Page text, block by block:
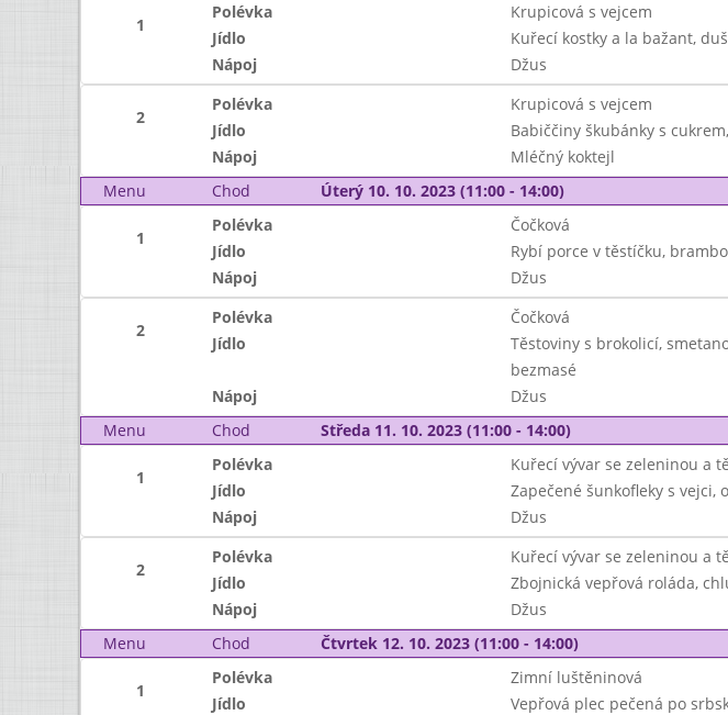
1
Polévka Krupicová s vejcem
Jídlo
Kuřecí kostky a la bažant,
Nápoj
Džus
2
Polévka Krupicová s vejcem
Jídlo
Babiččiny škubánky s
Nápoj
Mléčný koktejl
Menu
Chod Úterý 10. 10. 2023 (11:00 - 14:00)
1
Polévka Čočková
Jídlo
Rybí porce v těstíčku,
Nápoj
Džus
2
Polévka Čočková
Jídlo
Těstoviny s brokolicí,
bezmasé
Nápoj
Džus
Menu
Chod Středa 11. 10. 2023 (11:00 - 14:00)
1
Polévka Kuřecí vývar se zeleninou a
Jídlo
Zapečené šunkofleky s vejci,
Nápoj
Džus
2
Polévka Kuřecí vývar se zeleninou a
Jídlo
Zbojnická vepřová roláda,
Nápoj
Džus
Menu
Chod Čtvrtek 12. 10. 2023 (11:00 - 14:00)
1
Polévka Zimní luštěninová
Jídlo
Vepřová plec pečená po